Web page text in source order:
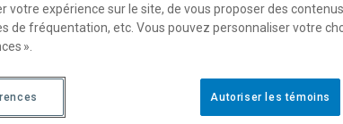
votre expérience sur le site, de vous proposer des
de fréquentation, etc. Vous pouvez personnaliser votre
».
Autoriser les témoins